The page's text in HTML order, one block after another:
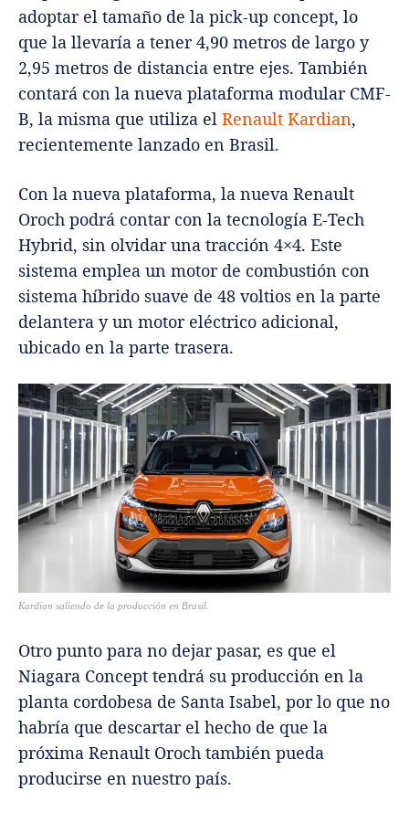
adoptar el tamaño de la pick-up concept, lo
que la llevaría a tener 4,90 metros de largo y
2,95 metros de distancia entre ejes. También
contará con la nueva plataforma modular CMF-
B, la misma que utiliza el Renault Kardian,
recientemente lanzado en Brasil.
Con la nueva plataforma, la nueva Renault
Oroch podrá contar con la tecnología E-Tech
Hybrid, sin olvidar una tracción 4×4. Este
sistema emplea un motor de combustión con
sistema híbrido suave de 48 voltios en la parte
delantera y un motor eléctrico adicional,
ubicado en la parte trasera.
Kardian saliendo de la producción en Brasil.
Otro punto para no dejar pasar, es que el
Niagara Concept tendrá su producción en la
planta cordobesa de Santa Isabel, por lo que no
habría que descartar el hecho de que la
próxima Renault Oroch también pueda
producirse en nuestro país.